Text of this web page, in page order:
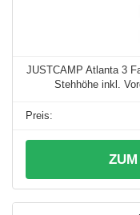
JUSTCAMP Atlanta 3
Stehhöhe inkl.